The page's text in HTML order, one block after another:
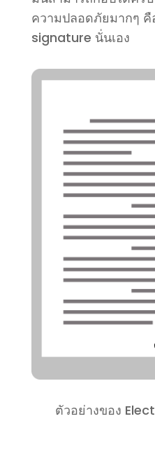
ความปลอดภัยมากๆ คื
signature นั่นเอง
ตัวอย่างของ